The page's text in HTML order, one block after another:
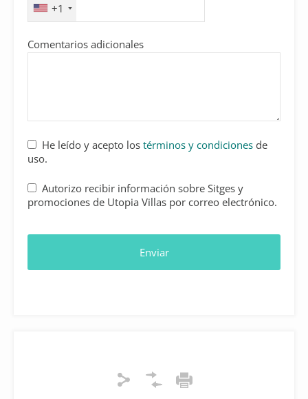
+1
Comentarios adicionales
He leído y acepto los términos y condiciones de
uso.
Autorizo recibir información sobre Sitges y
promociones de Utopia Villas por correo electrónico.
Enviar